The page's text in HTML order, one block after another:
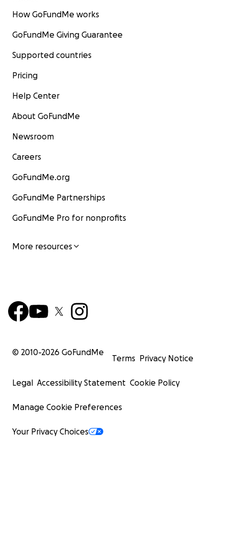
How GoFundMe works
GoFundMe Giving Guarantee
Supported countries
Pricing
Help Center
About GoFundMe
Newsroom
Careers
GoFundMe.org
GoFundMe Partnerships
GoFundMe Pro for nonprofits
More resources
© 2010-2026 GoFundMe
Terms Privacy Notice
Legal Accessibility Statement Cookie Policy
Manage Cookie Preferences
Your Privacy Choices